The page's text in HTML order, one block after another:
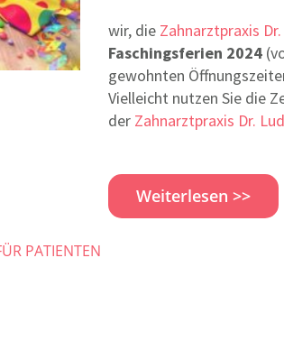
wir, die Zahnarztpraxis
Faschingsferien 2024
gewohnten
Vielleicht nutzen Sie die
der Zahnarztpraxis Dr.
Weiterlesen >>
PATIENTEN